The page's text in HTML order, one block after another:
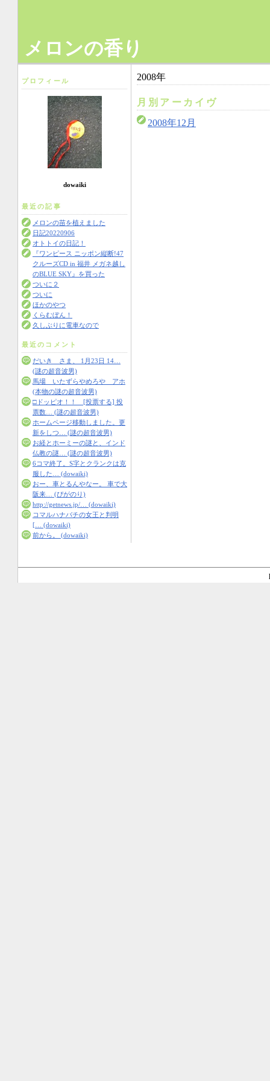
メロンの香り
プロフィール
dowaiki
最近の記事
メロンの苗を植えました
日記20220906
オトトイの日記！
『ワンピース ニッポン縦断!47
クルーズCD in 福井 メガネ越し
のBLUE SKY』を買った
ついに２
ついに
ほかのやつ
くらむぼん！
久しぶりに電車なので
最近のコメント
だいき さま、 1月23日 14…
(謎の超音波男)
馬場 いたずらやめろや アホ
(本物の謎の超音波男)
□ドッピオ！！ [投票する] 投
票数… (謎の超音波男)
ホームページ移動しました。更
新をしつ… (謎の超音波男)
お経とホーミーの謎と、インド
仏教の謎… (謎の超音波男)
6コマ終了。S字とクランクは克
服した… (dowaiki)
おー、車とるんやなー。 車で大
阪来… (ぴがのり)
http://getnews.jp/… (dowaiki)
コマルハナバチの女王と判明
[… (dowaiki)
前から。 (dowaiki)
2008年
月別アーカイヴ
2008年12月